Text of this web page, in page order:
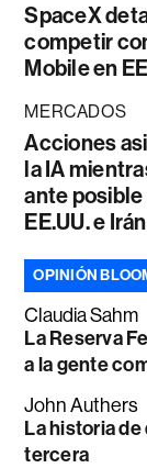
SpaceX
competir
Mobile en
MERCADOS
Acciones
la IA
ante
EE.UU. e Irán
OPINIÓN
Claudia Sahm
La Reserva
a la gente
John Authers
La historia de
tercera